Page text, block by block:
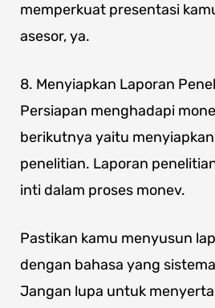
memperkuat presentasi
asesor, ya.
8. Menyiapkan Laporan
Persiapan menghadapi
berikutnya yaitu
penelitian. Laporan
inti dalam proses monev.
Pastikan kamu menyusun
dengan bahasa yang
Jangan lupa untuk